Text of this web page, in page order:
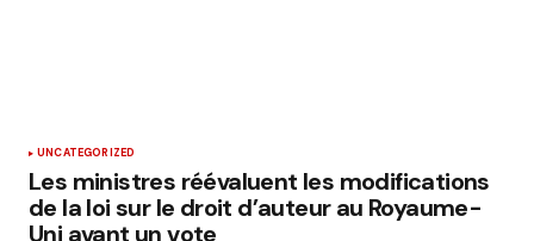
UNCATEGORIZED
Les ministres réévaluent les modifications
de la loi sur le droit d’auteur au Royaume-
Uni avant un vote